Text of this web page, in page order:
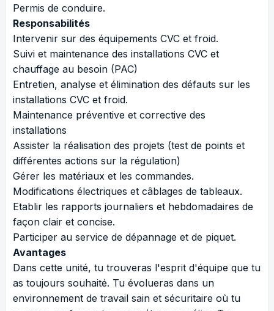
Permis de conduire.
Responsabilités
Intervenir sur des équipements CVC et froid.
Suivi et maintenance des installations CVC et
chauffage au besoin (PAC)
Entretien, analyse et élimination des défauts sur les
installations CVC et froid.
Maintenance préventive et corrective des
installations
Assister la réalisation des projets (test de points et
différentes actions sur la régulation)
Gérer les matériaux et les commandes.
Modifications électriques et câblages de tableaux.
Etablir les rapports journaliers et hebdomadaires de
façon clair et concise.
Participer au service de dépannage et de piquet.
Avantages
Dans cette unité, tu trouveras l'esprit d'équipe que tu
as toujours souhaité. Tu évolueras dans un
environnement de travail sain et sécuritaire où tu